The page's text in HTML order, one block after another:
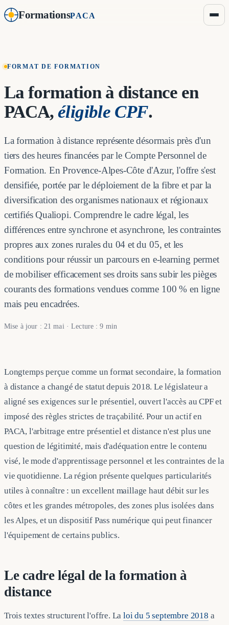
FormationsPACA
FORMAT DE FORMATION
La formation à distance en
PACA,éligible CPF.
La formation à distance représente désormais près d'un
tiers des heures financées par le Compte Personnel de
Formation. En Provence-Alpes-Côte d'Azur, l'offre s'est
densifiée, portée par le déploiement de la fibre et par la
diversification des organismes nationaux et régionaux
certifiés Qualiopi. Comprendre le cadre légal, les
différences entre synchrone et asynchrone, les contraintes
propres aux zones rurales du 04 et du 05, et les
conditions pour réussir un parcours en e-learning permet
de mobiliser efficacement ses droits sans subir les pièges
courants des formations vendues comme 100 % en ligne
mais peu encadrées.
Mise à jour : 21 mai · Lecture : 9 min
Longtemps perçue comme un format secondaire, la formation
à distance a changé de statut depuis 2018. Le législateur a
aligné ses exigences sur le présentiel, ouvert l'accès au CPF et
imposé des règles strictes de traçabilité. Pour un actif en
PACA, l'arbitrage entre présentiel et distance n'est plus une
question de légitimité, mais d'adéquation entre le contenu
visé, le mode d'apprentissage personnel et les contraintes de la
vie quotidienne. La région présente quelques particularités
utiles à connaître : un excellent maillage haut débit sur les
côtes et les grandes métropoles, des zones plus isolées dans
les Alpes, et un dispositif Pass numérique qui peut financer
l'équipement de certains publics.
Le cadre légal de la formation à
distance
Trois textes structurent l'offre. Laloi du 5 septembre 2018 a